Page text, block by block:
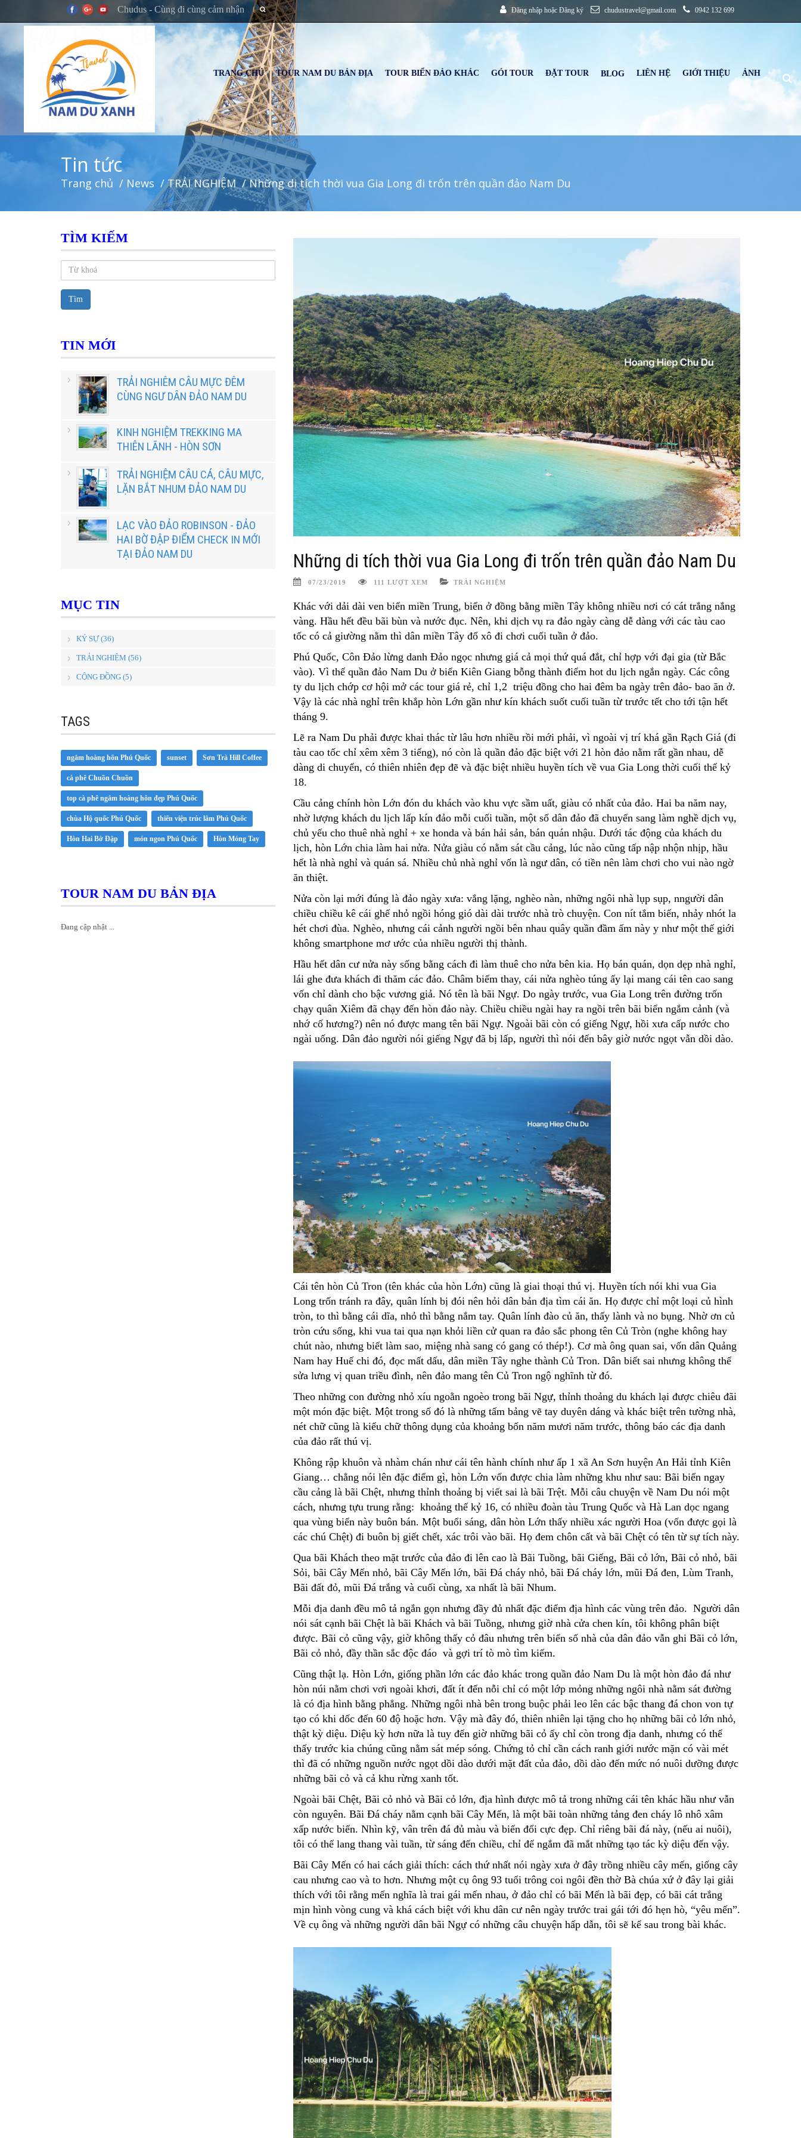
Chudus - Cùng đi cùng cảm nhận Đăng nhập hoặc Đăng ký chudustravel@gmail.com 0942 132 699
TRANG CHỦ TOUR NAM DU BẢN ĐỊA TOUR BIỂN ĐẢO KHÁC GÓI TOUR ĐẶT TOUR BLOG LIÊN HỆ GIỚI THIỆU ẢNH
Tin tức
Trang chủ / News /TRẢI NGHIỆM / Những di tích thời vua Gia Long đi trốn trên quần đảo Nam Du
Những di tích thời vua Gia Long đi trốn trên quần đảo Nam Du
07/23/2019 111 LƯỢT XEM TRẢI NGHIỆM
Khác với dải dài ven biển miền Trung, biển ở đồng bằng miền Tây không nhiều nơi có cát trắng nắng
vàng. Hầu hết đều bãi bùn và nước đục. Nên, khi dịch vụ ra đảo ngày càng dễ dàng với các tàu cao
tốc có cả giường nằm thì dân miền Tây đổ xô đi chơi cuối tuần ở đảo.
Phú Quốc, Côn Đảo lừng danh Đảo ngọc nhưng giá cả mọi thứ quá đắt, chỉ hợp với đại gia (từ Bắc
vào). Vì thế quần đảo Nam Du ở biển Kiên Giang bỗng thành điểm hot du lịch ngắn ngày. Các công
ty du lịch chớp cơ hội mở các tour giá rẻ, chỉ 1,2 triệu đồng cho hai đêm ba ngày trên đảo- bao ăn ở.
Vậy là các nhà nghỉ trên khắp hòn Lớn gần như kín khách suốt cuối tuần từ trước tết cho tới tận hết
tháng 9.
Lẽ ra Nam Du phải được khai thác từ lâu hơn nhiều rồi mới phải, vì ngoài vị trí khá gần Rạch Giá (đi
tàu cao tốc chỉ xêm xêm 3 tiếng), nó còn là quần đảo đặc biệt với 21 hòn đảo nằm rất gần nhau, dễ
dàng di chuyển, có thiên nhiên đẹp đẽ và đặc biệt nhiều huyền tích về vua Gia Long thời cuối thế kỷ
18.
Cầu cảng chính hòn Lớn đón du khách vào khu vực sầm uất, giàu có nhất của đảo. Hai ba năm nay,
nhờ lượng khách du lịch lấp kín đảo mỗi cuối tuần, một số dân đảo đã chuyển sang làm nghề dịch vụ,
chủ yếu cho thuê nhà nghỉ + xe honda và bán hải sản, bán quán nhậu. Dưới tác động của khách du
lịch, hòn Lớn chia làm hai nửa. Nửa giàu có nằm sát cầu cảng, lúc nào cũng tấp nập nhộn nhịp, hầu
hết là nhà nghỉ và quán sá. Nhiều chủ nhà nghỉ vốn là ngư dân, có tiền nên làm chơi cho vui nào ngờ
ăn thiệt.
Nửa còn lại mới đúng là đảo ngày xưa: vắng lặng, nghèo nàn, những ngôi nhà lụp sụp, nngười dân
chiều chiều kê cái ghế nhỏ ngồi hóng gió dài dài trước nhà trò chuyện. Con nít tắm biển, nhảy nhót la
hét chơi đùa. Nghèo, nhưng cái cảnh người ngồi bên nhau quây quần đầm ấm này y như một thế giới
không smartphone mơ ước của nhiều người thị thành.
Hầu hết dân cư nửa này sống bằng cách đi làm thuê cho nửa bên kia. Họ bán quán, dọn dẹp nhà nghỉ,
lái ghe đưa khách đi thăm các đảo. Châm biếm thay, cái nửa nghèo túng ấy lại mang cái tên cao sang
vốn chỉ dành cho bậc vương giả. Nó tên là bãi Ngự. Do ngày trước, vua Gia Long trên đường trốn
chạy quân Xiêm đã chạy đến hòn đảo này. Chiều chiều ngài hay ra ngồi trên bãi biển ngắm cảnh (và
nhớ cố hương?) nên nó được mang tên bãi Ngự. Ngoài bãi còn có giếng Ngự, hồi xưa cấp nước cho
ngài uống. Dân đảo người nói giếng Ngự đã bị lấp, người thì nói đến bây giờ nước ngọt vẫn dồi dào.
Cái tên hòn Củ Tron (tên khác của hòn Lớn) cũng là giai thoại thú vị. Huyền tích nói khi vua Gia
Long trốn tránh ra đây, quân lính bị đói nên hỏi dân bản địa tìm cái ăn. Họ được chỉ một loại củ hình
tròn, to thì bằng cái dĩa, nhỏ thì bằng nắm tay. Quân lính đào củ ăn, thấy lành và no bụng. Nhờ ơn củ
tròn cứu sống, khi vua tai qua nạn khỏi liền cử quan ra đảo sắc phong tên Củ Tròn (nghe không hay
chút nào, nhưng biết làm sao, miệng nhà sang có gang có thép!). Cơ mà ông quan sai, vốn dân Quảng
Nam hay Huế chi đó, đọc mất dấu, dân miền Tây nghe thành Củ Tron. Dân biết sai nhưng không thể
sửa lưng vị quan triều đình, nên đảo mang tên Củ Tron ngộ nghĩnh từ đó.
Theo những con đường nhỏ xíu ngoằn ngoèo trong bãi Ngự, thỉnh thoảng du khách lại được chiêu đãi
một món đặc biệt. Một trong số đó là những tấm bảng vẽ tay duyên dáng và khác biệt trên tường nhà,
nét chữ cũng là kiểu chữ thông dụng của khoảng bốn năm mươi năm trước, thông báo các địa danh
của đảo rất thú vị.
Không rập khuôn và nhàm chán như cái tên hành chính như ấp 1 xã An Sơn huyện An Hải tỉnh Kiên
Giang… chẳng nói lên đặc điểm gì, hòn Lớn vốn được chia làm những khu như sau: Bãi biển ngay
cầu cảng là bãi Chệt, nhưng thỉnh thoảng bị viết sai là bãi Trệt. Mỗi câu chuyện về Nam Du nói một
cách, nhưng tựu trung rằng: khoảng thế kỷ 16, có nhiều đoàn tàu Trung Quốc và Hà Lan dọc ngang
qua vùng biển này buôn bán. Một buổi sáng, dân hòn Lớn thấy nhiều xác người Hoa (vốn được gọi là
các chú Chệt) đi buôn bị giết chết, xác trôi vào bãi. Họ đem chôn cất và bãi Chệt có tên từ sự tích này.
Qua bãi Khách theo mặt trước của đảo đi lên cao là Bãi Tuồng, bãi Giếng, Bãi cỏ lớn, Bãi cỏ nhỏ, bãi
Sỏi, bãi Cây Mến nhỏ, bãi Cây Mến lớn, bãi Đá cháy nhỏ, bãi Đá cháy lớn, mũi Đá đen, Lùm Tranh,
Bãi đất đỏ, mũi Đá trắng và cuối cùng, xa nhất là bãi Nhum.
Mỗi địa danh đều mô tả ngắn gọn nhưng đầy đủ nhất đặc điểm địa hình các vùng trên đảo. Người dân
nói sát cạnh bãi Chệt là bãi Khách và bãi Tuồng, nhưng giờ nhà cửa chen kín, tôi không phân biệt
được. Bãi cỏ cũng vậy, giờ không thấy cỏ đâu nhưng trên biển số nhà của dân đảo vẫn ghi Bãi cỏ lớn,
Bãi cỏ nhỏ, đầy thần sắc độc đáo và gợi trí tò mò tìm kiếm.
Cũng thật lạ. Hòn Lớn, giống phần lớn các đảo khác trong quần đảo Nam Du là một hòn đảo đá như
hòn núi nằm chơi vơi ngoài khơi, đất ít đến nỗi chỉ có một lớp mỏng những ngôi nhà nằm sát đường
là có địa hình bằng phẳng. Những ngôi nhà bên trong buộc phải leo lên các bậc thang đá chon von tự
tạo có khi dốc đến 60 độ hoặc hơn. Vậy mà đây đó, thiên nhiên lại tặng cho họ những bãi cỏ lớn nhỏ,
thật kỳ diệu. Diệu kỳ hơn nữa là tuy đến giờ những bãi cỏ ấy chỉ còn trong địa danh, nhưng có thể
thấy trước kia chúng cũng nằm sát mép sóng. Chứng tỏ chỉ cần cách ranh giới nước mặn có vài mét
thì đã có những nguồn nước ngọt dồi dào dưới mặt đất của đảo, dồi dào đến mức nó nuôi dưỡng được
những bãi cỏ và cả khu rừng xanh tốt.
Ngoài bãi Chệt, Bãi cỏ nhỏ và Bãi cỏ lớn, địa hình được mô tả trong những cái tên khác hầu như vẫn
còn nguyên. Bãi Đá cháy nằm cạnh bãi Cây Mến, là một bãi toàn những tảng đen cháy lô nhô xâm
xấp nước biển. Nhìn kỹ, vân trên đá đủ màu và biến đổi cực đẹp. Chỉ riêng bãi đá này, (nếu ai nuôi),
tôi có thể lang thang vài tuần, từ sáng đến chiều, chỉ để ngắm đã mắt những tạo tác kỳ diệu đến vậy.
Bãi Cây Mến có hai cách giải thích: cách thứ nhất nói ngày xưa ở đây trồng nhiều cây mến, giống cây
cau nhưng cao và to hơn. Nhưng một cụ ông 93 tuổi trông coi ngôi đền thờ Bà chúa xứ ở đây lại giải
thích với tôi rằng mến nghĩa là trai gái mến nhau, ở đảo chỉ có bãi Mến là bãi đẹp, có bãi cát trắng
mịn hình vòng cung và khá cách biệt với khu dân cư nên ngày trước trai gái tới đó hẹn hò, “yêu mến”.
Về cụ ông và những người dân bãi Ngự có những câu chuyện hấp dẫn, tôi sẽ kể sau trong bài khác.
TÌM KIẾM
Tìm
TIN MỚI
TRẢI NGHIÊM CÂU MỰC ĐÊM
CÙNG NGƯ DÂN ĐẢO NAM DU
KINH NGHIỆM TREKKING MA
THIÊN LÃNH - HÒN SƠN
TRẢI NGHIỆM CÂU CÁ, CÂU MỰC,
LẶN BẮT NHUM ĐẢO NAM DU
LẠC VÀO ĐẢO ROBINSON - ĐẢO
HAI BỜ ĐẬP ĐIỂM CHECK IN MỚI
TẠI ĐẢO NAM DU
MỤC TIN
KÝ SỰ (36)
TRẢI NGHIỆM (56)
CỘNG ĐỒNG (5)
TAGS
ngắm hoàng hôn Phú Quốc sunset Sơn Trà Hill Coffee
cà phê Chuồn Chuồn
top cà phê ngắm hoàng hôn đẹp Phú Quốc
chùa Hộ quốc Phú Quốc thiển viện trúc lâm Phú Quốc
Hòn Hai Bờ Đập món ngon Phú Quốc Hòn Móng Tay
TOUR NAM DU BẢN ĐỊA
Đang cập nhật ...